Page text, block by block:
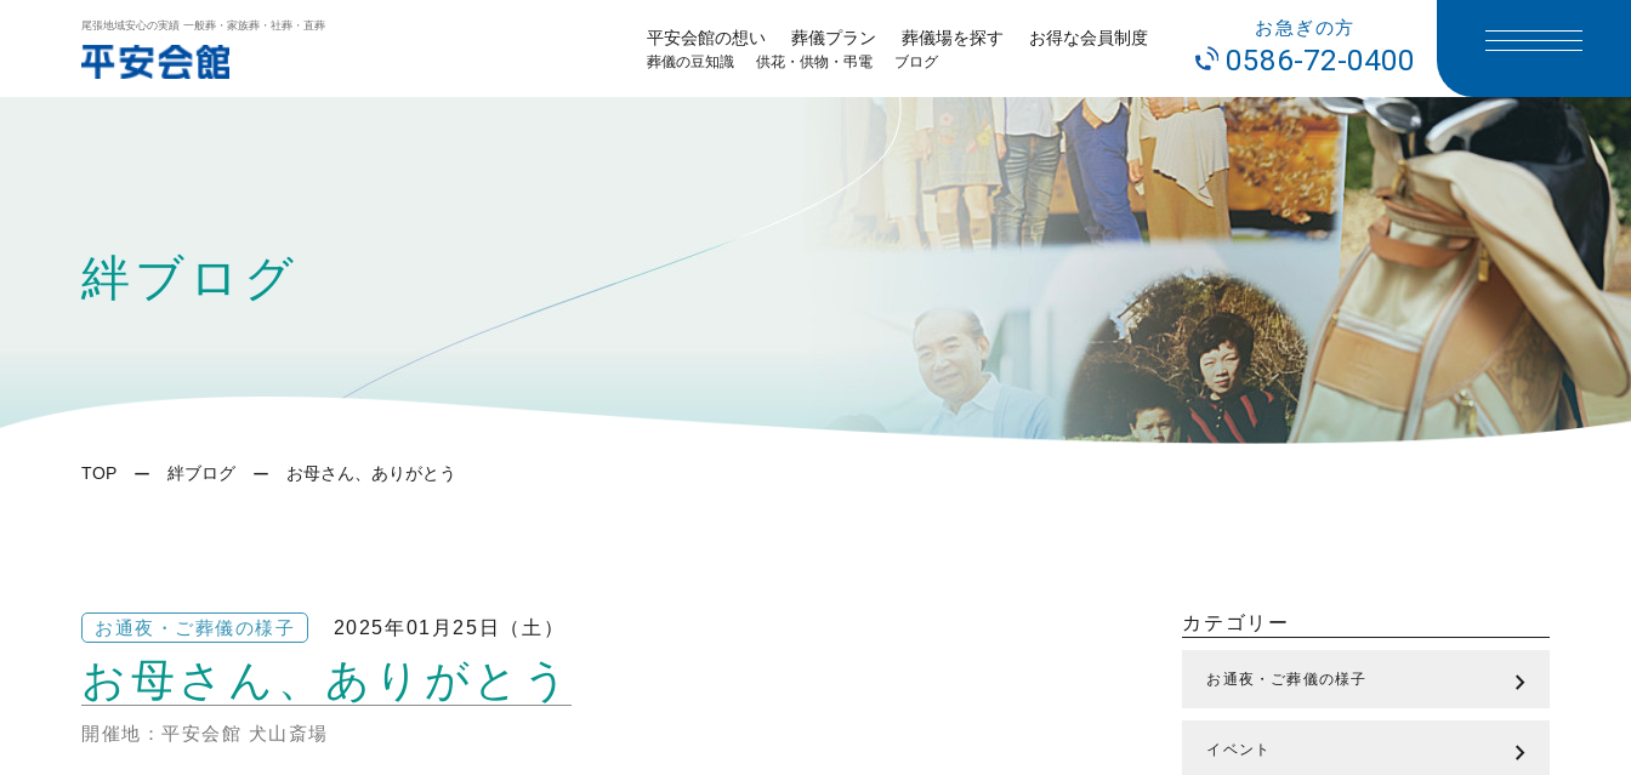
尾張地域安心の実績 一般葬・家族葬・社葬・直葬
平安会館の想い 葬儀プラン 葬儀場を探す お得な会員制度
葬儀の豆知識 供花・供物・弔電 ブログ
お急ぎの方
0586-72-0400
絆ブログ
TOP 絆ブログ お母さん、ありがとう
お通夜・ご葬儀の様子 2025年01月25日（土）
お母さん、ありがとう
開催地：平安会館 犬山斎場
カテゴリー
お通夜・ご葬儀の様子 chevron_right
イベント chevron_right